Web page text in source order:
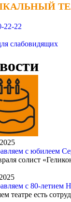
22-22
слабовидящих
с юбилеем
солист
с 80-летием
театре есть